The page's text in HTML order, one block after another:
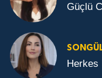
Güçlü
Herkes